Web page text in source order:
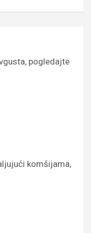
pogledajte
komšijama,